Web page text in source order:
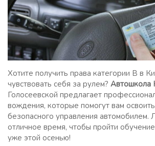
Хотите получить права категории B в
чувствовать себя за рулем? Автошкола
Голосеевской предлагает
вождения, которые помогут вам
безопасного управления
отличное время, чтобы пройти
уже этой осенью!